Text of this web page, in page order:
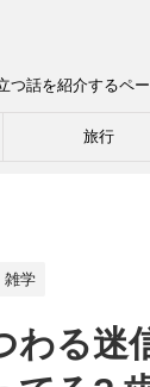
つ話を紹介するペー
旅行
雑学
わる迷